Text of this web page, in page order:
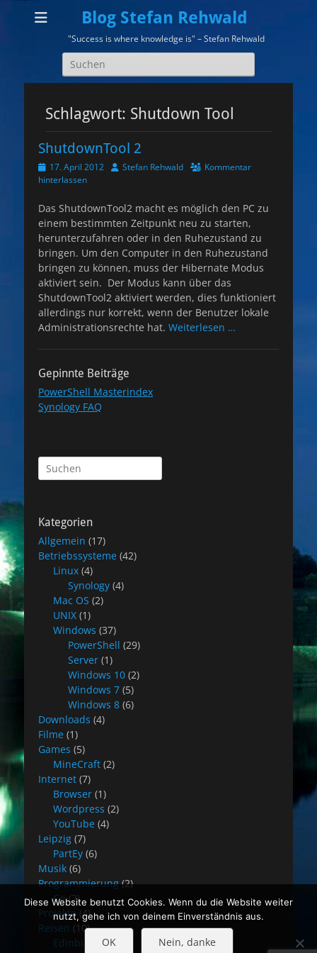
Blog Stefan Rehwald
"Success is where knowledge is" – Stefan Rehwald
Suchen
nach:
Schlagwort: Shutdown Tool
ShutdownTool 2
Veröffentlicht
am
17. April 2012 AutorStefan Rehwald
Kommentar
hinterlassen
Das ShutdownTool2 macht es möglich den PC zu
einem bestimmten Zeitpunkt neu zu starten,
herunterzufahren oder in den Ruhezustand zu
bringen. Um den Computer in den Ruhezustand
bringen zu können, muss der Hibernate Modus
aktiviert sein. Der Modus kann über das
ShutdownTool2 aktiviert werden, dies funktioniert
allerdings nur korrekt, wenn der Benutzer lokale
Administrationsrechte hat. Weiterlesen …
Gepinnte Beiträge
PowerShell Masterindex
Synology FAQ
Suchen
nach:
Kategorien
Allgemein (17)
Betriebssysteme (42)
Linux (4)
Synology (4)
Mac OS (2)
UNIX (1)
Windows (37)
PowerShell (29)
Server (1)
Windows 10 (2)
Windows 7 (5)
Windows 8 (6)
Downloads (4)
Filme (1)
Games (5)
MineCraft (2)
Internet (7)
Browser (1)
Wordpress (2)
YouTube (4)
Leipzig (7)
PartEy (6)
Musik (6)
Programmierung (2)
C#(2)
Projekte (4)
Reisen (10)
Edinburgh(8)
Diese Website benutzt Cookies. Wenn du die Website weiter
nutzt, gehe ich von deinem Einverständnis aus.
OK Nein, danke